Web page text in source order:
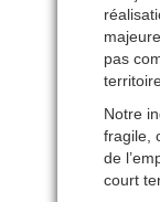
pas
Notre
fragile,
de
court